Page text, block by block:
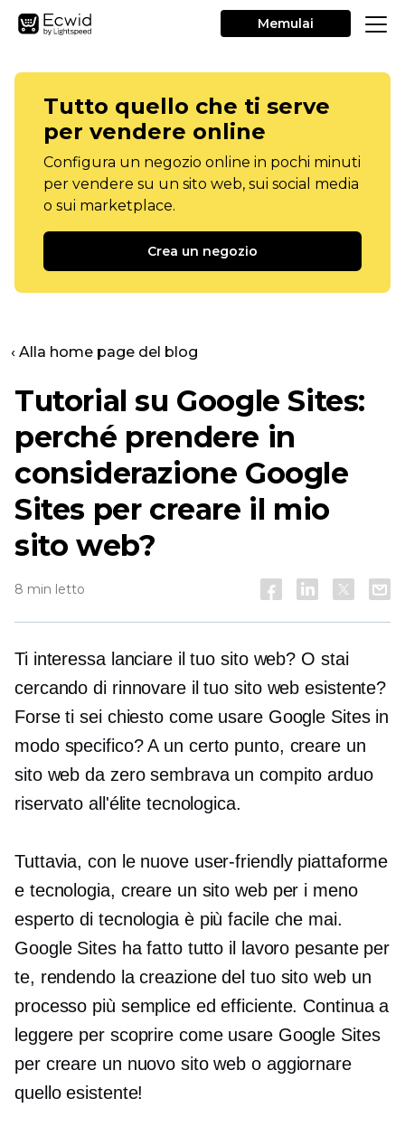
Memulai
Tutto quello che ti serve
per vendere online
Configura un negozio online in pochi minuti
per vendere su un sito web, sui social media
o sui marketplace.
Crea un negozio
‹ Alla home page del blog
Tutorial su Google Sites:
perché prendere in
considerazione Google
Sites per creare il mio
sito web?
8 min letto
Ti interessa lanciare il tuo sito web? O stai
cercando di rinnovare il tuo sito web esistente?
Forse ti sei chiesto come usare Google Sites in
modo specifico? A un certo punto, creare un
sito web da zero sembrava un compito arduo
riservato all'élite tecnologica.
Tuttavia, con le nuove user-friendlypiattaforme
e tecnologia, creare un sito web per i meno
esperto di tecnologiaè più facile che mai.
Google Sites ha fatto tutto il lavoro pesante per
te, rendendo la creazione del tuo sito web un
processo più semplice ed efficiente. Continua a
leggere per scoprire come usare Google Sites
per creare un nuovo sito web o aggiornare
quello esistente!